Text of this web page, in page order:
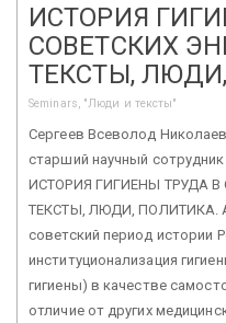
ИСТОРИЯ
СОВЕТСКИХ
ТЕКСТЫ,
Seminars, "Люди и тексты"
Сергеев Всеволод
старший научный
ИСТОРИЯ ГИГИЕНЫ ТРУДА
ТЕКСТЫ, ЛЮДИ, ПОЛИТИКА.
советский период истории
институционализация
гигиены) в качестве
отличие от других